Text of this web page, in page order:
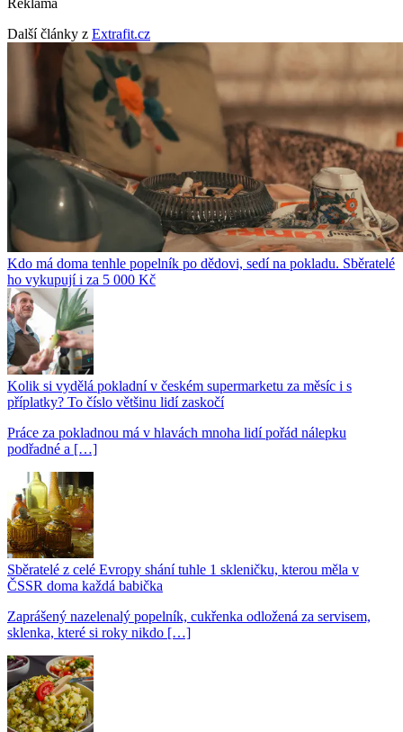
Další články z Extrafit.cz
Kdo má doma tenhle popelník po dědovi, sedí na pokladu. Sběratelé
ho vykupují i za 5 000 Kč
Kolik si vydělá pokladní v českém supermarketu za měsíc i s
příplatky? To číslo většinu lidí zaskočí
Práce za pokladnou má v hlavách mnoha lidí pořád nálepku
podřadné a […]
Sběratelé z celé Evropy shání tuhle 1 skleničku, kterou měla v
ČSSR doma každá babička
Zaprášený nazelenalý popelník, cukřenka odložená za servisem,
sklenka, které si roky nikdo […]